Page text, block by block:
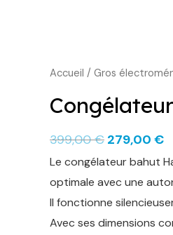
Accueil / Gros
399,00€
Le
prix
était :
399,00 €.
279,00 €
Le congélateur bahut
optimale avec une
Il fonctionne
Avec ses dimensions